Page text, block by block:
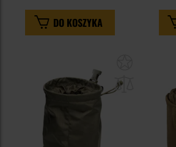
DO KOSZYKA
schowka